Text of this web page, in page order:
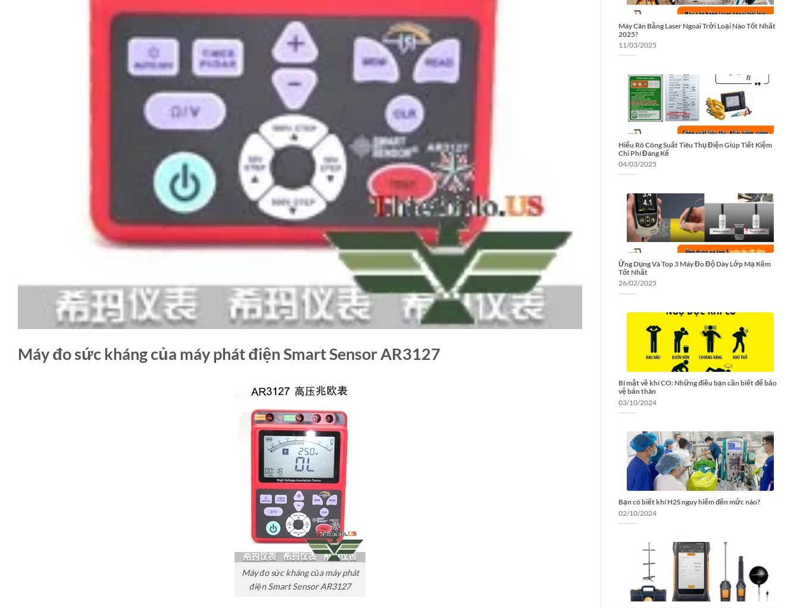
Máy đo sức kháng của máy phát điện Smart Sensor AR3127
Máy đo sức kháng của máy phát
điện Smart Sensor AR3127
Máy Cân Bằng Laser Ngoài Trời Loại Nào Tốt Nhất
2025?
11/03/2025
Hiểu Rõ Công Suất Tiêu Thụ Điện Giúp Tiết Kiệm
Chi Phí Đáng Kể
04/03/2025
Ứng Dụng Và Top 3 Máy Đo Độ Dày Lớp Mạ Kẽm
Tốt Nhất
26/02/2025
Bí mật về khí CO: Những điều bạn cần biết để bảo
vệ bản thân
03/10/2024
Bạn có biết khí H2S nguy hiểm đến mức nào?
02/10/2024